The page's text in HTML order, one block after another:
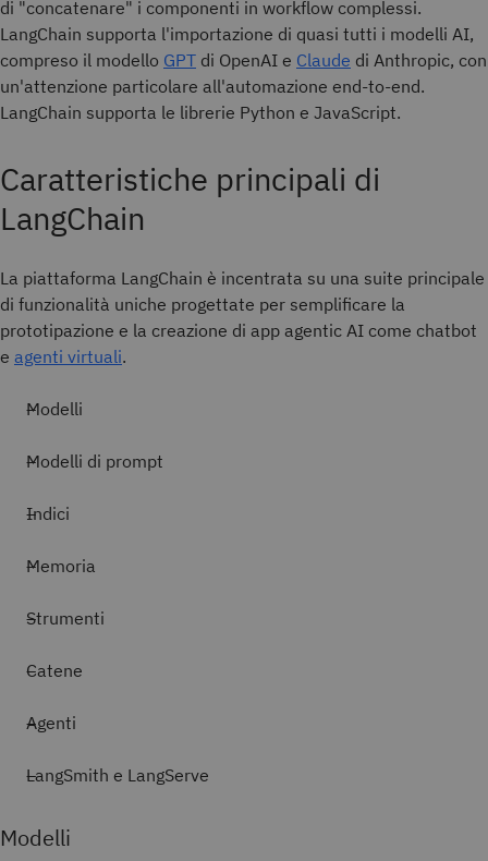
di "concatenare" i componenti in workflow complessi.
LangChain supporta l'importazione di quasi tutti i modelli AI,
compreso il modello GPT di OpenAI e Claude di Anthropic, con
un'attenzione particolare all'automazione end-to-end.
LangChain supporta le librerie Python e JavaScript.
Caratteristiche principali di
LangChain
La piattaforma LangChain è incentrata su una suite principale
di funzionalità uniche progettate per semplificare la
prototipazione e la creazione di app agentic AI come chatbot
e agenti virtuali.
Modelli
Modelli di prompt
Indici
Memoria
Strumenti
Catene
Agenti
LangSmith e LangServe
Modelli